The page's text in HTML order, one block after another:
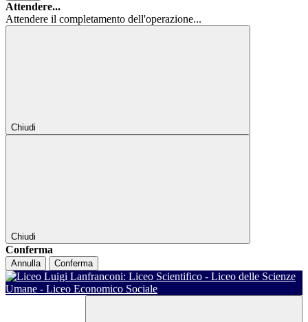
Attendere...
Attendere il completamento dell'operazione...
Chiudi
Chiudi
Conferma
Annulla Conferma